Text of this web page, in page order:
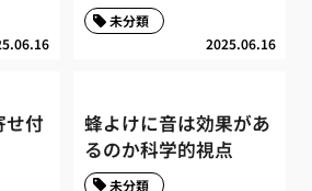
2025.06.16
未分類
せ付
蜂よけに音は効果があ
るのか科学的視点
未分類